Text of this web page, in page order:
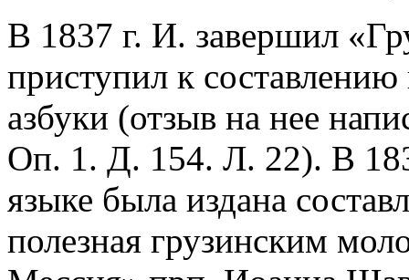
В 1837 г. И. завершил
приступил к составлению
азбуки (отзыв на нее
Оп. 1. Д. 154. Л. 22). В
языке была издана
полезная грузинским